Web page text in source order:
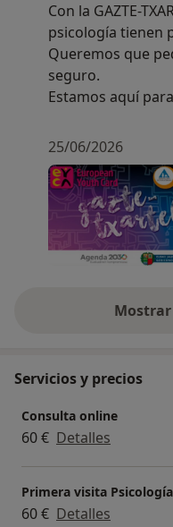
Con la GAZTE-
psicología tienen
Queremos que
seguro.
Estamos aquí
25/06/2026
Servicios y precios
Consulta online
60 € Detalles
Primera visita Psicología
60 € Detalles